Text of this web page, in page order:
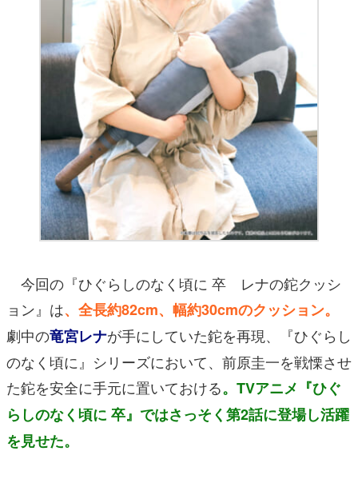
今回の『ひぐらしのなく頃に 卒 レナの鉈クッシ
ョン』は、全長約82cm、幅約30cmのクッション。
劇中の竜宮レナが手にしていた鉈を再現、『ひぐらし
のなく頃に』シリーズにおいて、前原圭一を戦慄させ
た鉈を安全に手元に置いておける。TVアニメ『ひぐ
らしのなく頃に 卒』ではさっそく第2話に登場し活躍
を見せた。